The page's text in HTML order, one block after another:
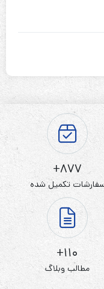
877+
تکمیل شده
110+
مطالب وبلاگ